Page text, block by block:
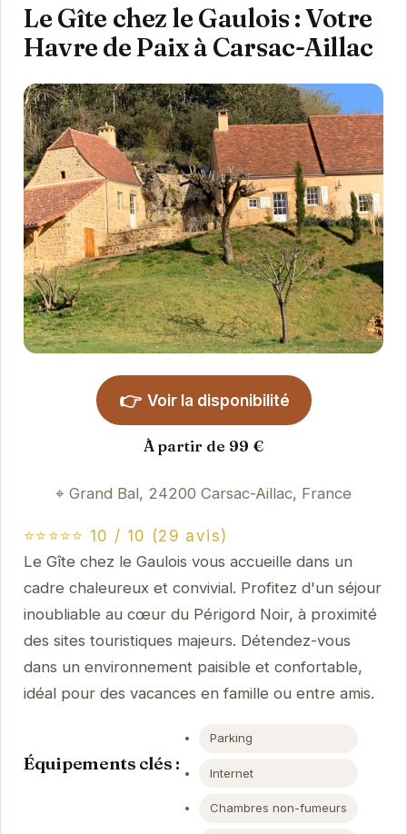
Le Gîte chez le Gaulois : Votre
Havre de Paix à Carsac-Aillac
👉 Voir la disponibilité
À partir de 99 €
Grand Bal, 24200 Carsac-Aillac, France
⭐⭐⭐⭐⭐ 10 / 10 (29 avis)
Le Gîte chez le Gaulois vous accueille dans un
cadre chaleureux et convivial. Profitez d'un séjour
inoubliable au cœur du Périgord Noir, à proximité
des sites touristiques majeurs. Détendez-vous
dans un environnement paisible et confortable,
idéal pour des vacances en famille ou entre amis.
Équipements clés :
Parking
Internet
Chambres non-fumeurs